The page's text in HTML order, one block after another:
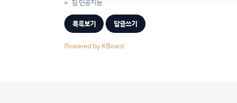
« 짐 인공지능
목록보기 답글쓰기
Powered by KBoard